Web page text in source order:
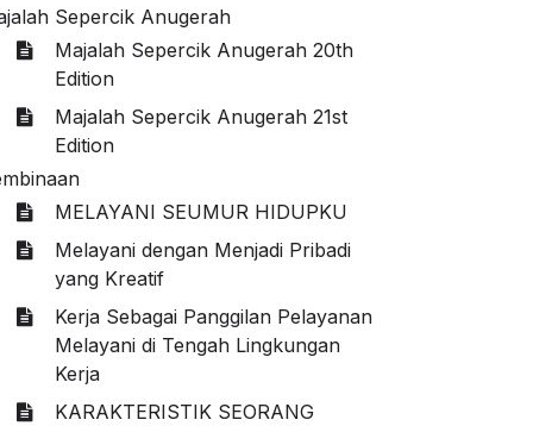
Sepercik Anugerah
Majalah Sepercik Anugerah 20th
Edition
Majalah Sepercik Anugerah 21st
Edition
MELAYANI SEUMUR HIDUPKU
Melayani dengan Menjadi Pribadi
yang Kreatif
Kerja Sebagai Panggilan Pelayanan
Melayani di Tengah Lingkungan
Kerja
KARAKTERISTIK SEORANG